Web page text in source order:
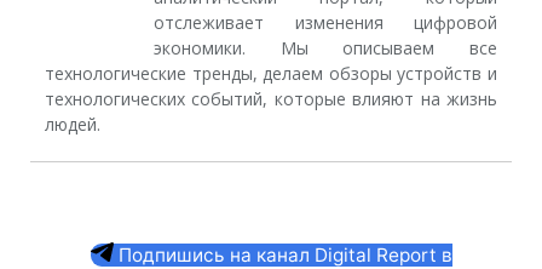
отслеживает изменения цифровой
экономики. Мы описываем все
технологические тренды, делаем обзоры устройств и
технологических событий, которые влияют на жизнь
людей.
Подпишись на канал Digital Report в